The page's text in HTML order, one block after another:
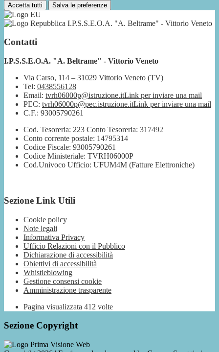
Accetta tutti Salva le preferenze
I.P.S.S.E.O.A. "A. Beltrame" - Vittorio Veneto
Contatti
I.P.S.S.E.O.A. "A. Beltrame" - Vittorio Veneto
Via Carso, 114 – 31029 Vittorio Veneto (TV)
Tel: 0438556128
Email: tvrh06000p@istruzione.itLink per inviare una mail
PEC: tvrh06000p@pec.istruzione.itLink per inviare una mail
C.F.: 93005790261
Cod. Tesoreria: 223 Conto Tesoreria: 317492
Conto corrente postale: 14795314
Codice Fiscale: 93005790261
Codice Ministeriale: TVRH06000P
Cod.Univoco Ufficio: UFUM4M (Fatture Elettroniche)
Sezione Link Utili
Cookie policy
Note legali
Informativa Privacy
Ufficio Relazioni con il Pubblico
Dichiarazione di accessibilità
Obiettivi di accessibilità
Whistleblowing
Gestione consensi cookie
Amministrazione trasparente
Pagina visualizzata 412 volte
Sezione Copyright